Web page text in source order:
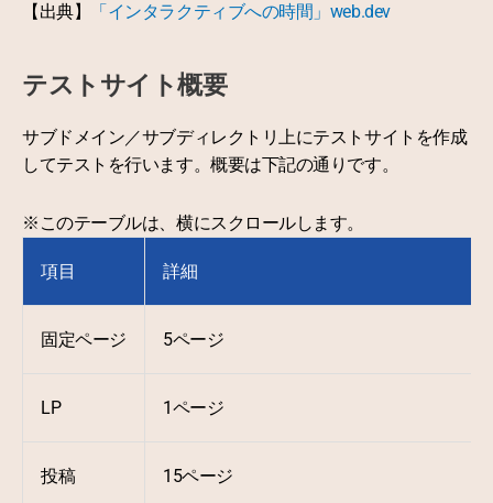
【出典】 「インタラクティブへの時間」web.dev
テストサイト概要
サブドメイン／サブディレクトリ上にテストサイトを作成
してテストを行います。概要は下記の通りです。
※このテーブルは、横にスクロールします。
項目 詳細
固定ページ 5ページ
LP 1ページ
投稿 15ページ